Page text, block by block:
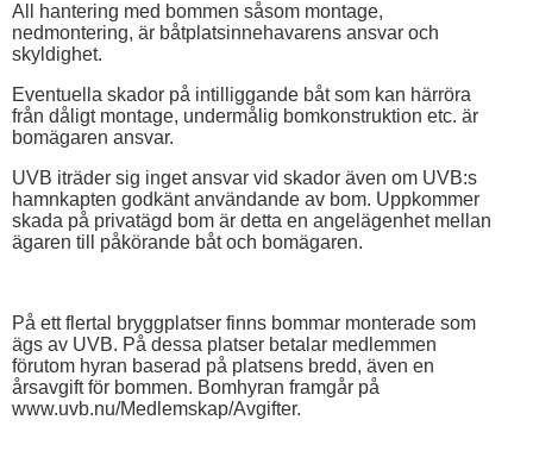
All hantering med bommen såsom montage,
nedmontering, är båtplatsinnehavarens ansvar och
skyldighet.
Eventuella skador på intilliggande båt som kan härröra
från dåligt montage, undermålig bomkonstruktion etc. är
bomägaren ansvar.
UVB iträder sig inget ansvar vid skador även om UVB:s
hamnkapten godkänt användande av bom. Uppkommer
skada på privatägd bom är detta en angelägenhet mellan
ägaren till påkörande båt och bomägaren.
På ett flertal bryggplatser finns bommar monterade som
ägs av UVB. På dessa platser betalar medlemmen
förutom hyran baserad på platsens bredd, även en
årsavgift för bommen. Bomhyran framgår på
www.uvb.nu/Medlemskap/Avgifter.